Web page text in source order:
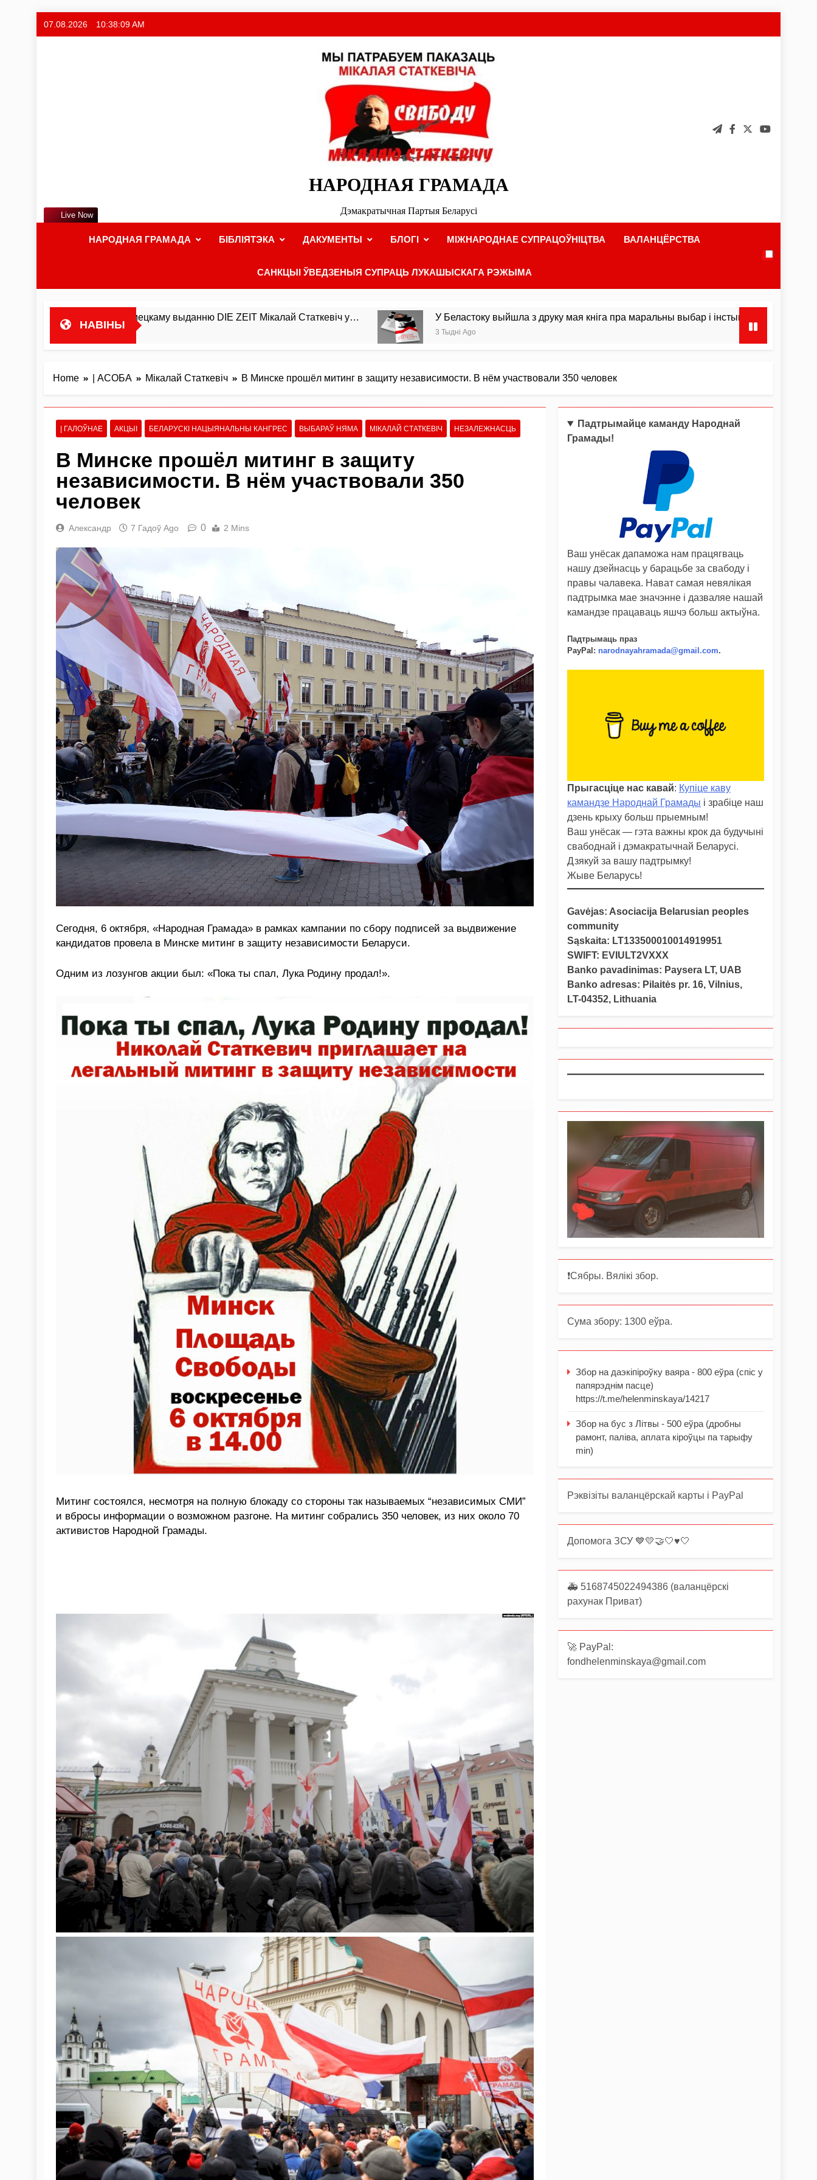
07.08.2026 10:38:11 AM
НАРОДНАЯ ГРАМАДА
Дэмакратычная Партыя Беларусі
НАРОДНАЯ ГРАМАДА БІБЛІЯТЭКА ДАКУМЕНТЫ БЛОГІ МІЖНАРОДНАЕ СУПРАЦОЎНІЦТВА ВАЛАНЦЁРСТВА
САНКЦЫІ ЎВЕДЗЕНЫЯ СУПРАЦЬ ЛУКАШЫСКАГА РЭЖЫМА
Live Now
НАВІНЫ
выданню DIE ZEIT Мікалай Статкевіч у… У Беластоку выйшла з друку мая кніга пра маральны выбар і інстынкты Сёння Дзень ўзяцця
3 Тыдні Ago
Home | АСОБА Мікалай Статкевіч В Минске прошёл митинг в защиту независимости. В нём участвовали 350 человек
| ГАЛОЎНАЕ АКЦЫІ БЕЛАРУСКІ НАЦЫЯНАЛЬНЫ КАНГРЕС ВЫБАРАЎ НЯМА МІКАЛАЙ СТАТКЕВІЧ НЕЗАЛЕЖНАСЦЬ
В Минске прошёл митинг в защиту
независимости. В нём участвовали 350
человек
Александр 7 Гадоў Ago 0 2 Mins
Сегодня, 6 октября, «Народная Грамада» в рамках кампании по сбору подписей за выдвижение
кандидатов провела в Минске митинг в защиту независимости Беларуси.
Одним из лозунгов акции был: «Пока ты спал, Лука Родину продал!».
Митинг состоялся, несмотря на полную блокаду со стороны так называемых “независимых СМИ”
и вбросы информации о возможном разгоне. На митинг собрались 350 человек, из них около 70
активистов Народной Грамады.
Падтрымайце каманду Народнай
Грамады!
Ваш унёсак дапаможа нам працягваць
нашу дзейнасць у барацьбе за свабоду і
правы чалавека. Нават самая невялікая
падтрымка мае значэнне і дазваляе нашай
камандзе працаваць яшчэ больш актыўна.
Падтрымаць праз
PayPal : narodnayahramada@gmail.com.
Прыгасціце нас кавай: Купіце каву
камандзе Народнай Грамады і зрабіце наш
дзень крыху больш прыемным!
Ваш унёсак — гэта важны крок да будучыні
свабоднай і дэмакратычнай Беларусі.
Дзякуй за вашу падтрымку!
Жыве Беларусь!
Gavėjas: Asociacija Belarusian peoples
community
Sąskaita: LT133500010014919951
SWIFT: EVIULT2VXXX
Banko pavadinimas: Paysera LT, UAB
Banko adresas: Pilaitės pr. 16, Vilnius,
LT-04352, Lithuania
❗️Сябры. Вялікі збор.
Сума збору: 1300 еўра.
Збор на даэкіпіроўку ваяра - 800 еўра (спіс у
папярэднім пасце)
https://t.me/helenminskaya/14217
Збор на бус з Літвы - 500 еўра (дробны
рамонт, паліва, аплата кіроўцы па тарыфу
min)
Рэквізіты валанцёрскай карты і PayPal
Допомога ЗСУ 💙💛🤝🤍♥️🤍
🚑 5168745022494386 (валанцёрскі
рахунак Приват)
🚀 PayPal:
fondhelenminskaya@gmail.com